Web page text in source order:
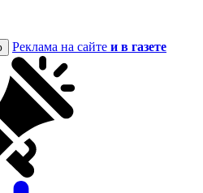
Реклама на сайте и в газете